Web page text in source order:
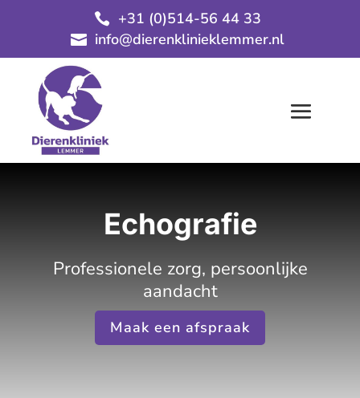
 +31 (0)514-56 44 33
 info@dierenklinieklemmer.nl
Echografie
Professionele zorg, persoonlijke
aandacht
Maak een afspraak